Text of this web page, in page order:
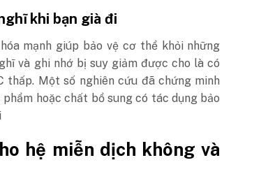
khi bạn già đi
mạnh giúp bảo vệ cơ thể khỏi những
và ghi nhớ bị suy giảm được cho là có
thấp. Một số nghiên cứu đã chứng minh
hoặc chất bổ sung có tác dụng bảo
hệ miễn dịch không và